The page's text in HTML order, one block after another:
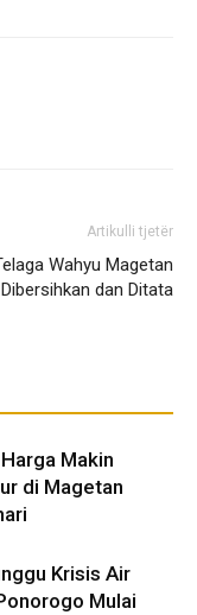
Artikulli tjetër
Wahyu Magetan
Dibersihkan dan Ditata
Makin
di Magetan
Krisis Air
Mulai